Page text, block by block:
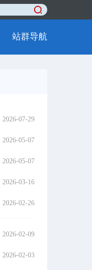
站群导航
2026-07-29
2026-05-07
2026-05-07
2026-03-16
2026-02-26
2026-02-09
2026-02-03